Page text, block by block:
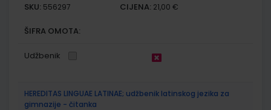
SKU: 556297 CIJENA: 21,00 €
ŠIFRA OMOTA:
Udžbenik
HEREDITAS LINGUAE LATINAE; udžbenik latinskog jezika za
gimnazije - čitanka